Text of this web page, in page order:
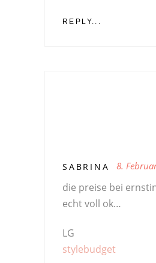
REPLY...
SABRINA 8.
die preise bei
echt voll ok…
LG
stylebudget